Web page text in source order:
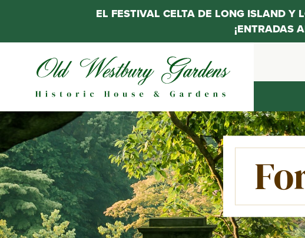
contenido
EL FESTIVAL CELTA DE LONG ISLAND Y
¡ENTRADAS